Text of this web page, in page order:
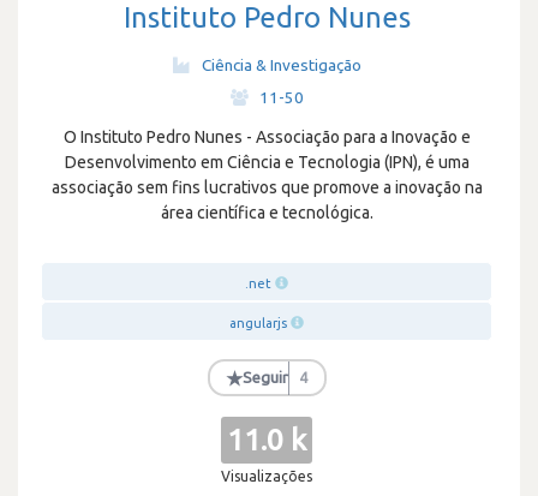
Instituto Pedro Nunes
Ciência & Investigação
11-50
O Instituto Pedro Nunes - Associação para a Inovação e
Desenvolvimento em Ciência e Tecnologia (IPN), é uma
associação sem fins lucrativos que promove a inovação na
área científica e tecnológica.
.net
angularjs
★Seguir 4
11.0 k
Visualizações